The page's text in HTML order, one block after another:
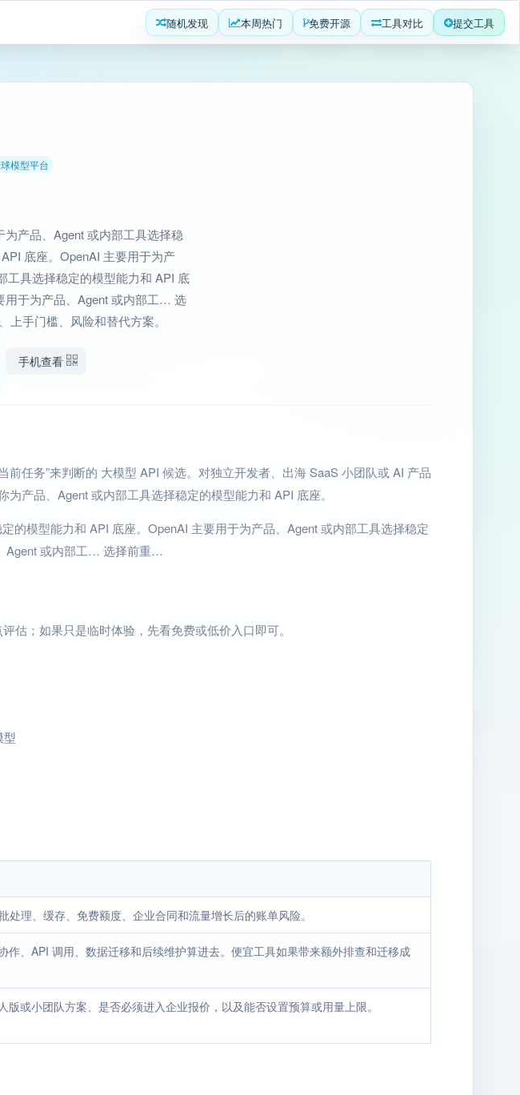
随机发现 本周热门 免费开源 工具对比 提交工具
模型平台
为产品、Agent 或内部工具选择稳
底座。OpenAI 主要用于为产
工具选择稳定的模型能力和 API 底
用于为产品、Agent 或内部工… 选
上手门槛、风险和替代方案。
手机查看
前任务”来判断的 大模型 API 候选。对独立开发者、出海 SaaS 小团队或 AI 产品
产品、Agent 或内部工具选择稳定的模型能力和 API 底座。
的模型能力和 API 底座。OpenAI 主要用于为产品、Agent 或内部工具选择稳定
Agent 或内部工… 选择前重…
估；如果只是临时体验，先看免费或低价入口即可。
型
理、缓存、免费额度、企业合同和流量增长后的账单风险。
作、API 调用、数据迁移和后续维护算进去。便宜工具如果带来额外排查和迁移成
或小团队方案、是否必须进入企业报价，以及能否设置预算或用量上限。